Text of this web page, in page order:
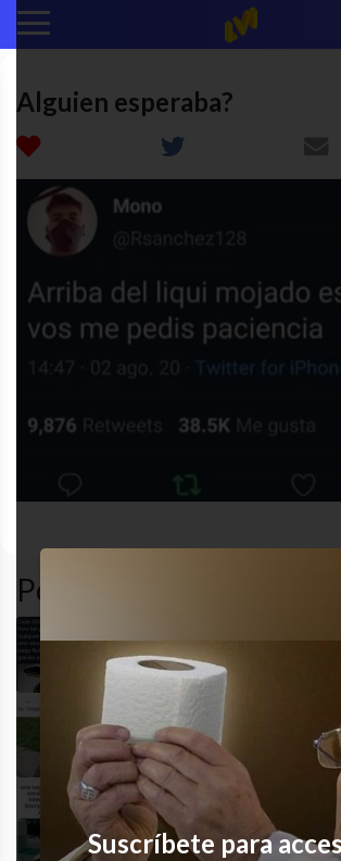
Alguien esperaba?
Popular en LVI
Cuánto conocimiento
Imposible no hacerlo
¿Lo habían notado?
Suscríbete para